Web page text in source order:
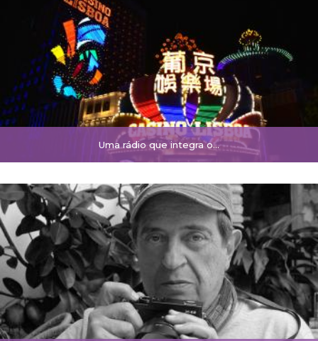
Uma rádio que integra o...